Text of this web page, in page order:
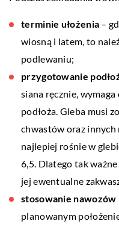
terminie ułożenia –
wiosną i latem, to
podlewaniu;
przygotowanie
siana ręcznie,
podłoża. Gleba musi
chwastów oraz innych
najlepiej rośnie w
6,5. Dlatego tak
jej ewentualne
stosowanie nawozów
planowanym